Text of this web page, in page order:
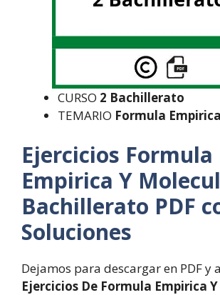
CURSO 2 Bachillerato
TEMARIO Formula
Ejercicios Formula
Empirica Y
Bachillerato PDF
Soluciones
Dejamos para descargar en PDF y
Ejercicios De Formula Empirica